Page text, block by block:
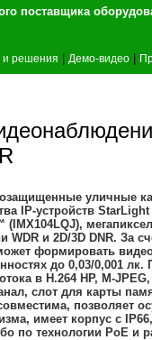
и решения Демо-видео
уличные
IP-устройств
(IMX104LQJ),
WDR и 2D/3D DNR. За
формировать
до 0,03/0,001
в Н.264 HP, M-
слот для карты
позволяет
имеет корпус с
по технологии РоЕ и